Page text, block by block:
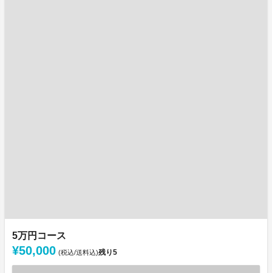
5万円コース
¥50,000 (税込/送料込)残り5